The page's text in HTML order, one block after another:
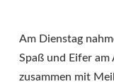
Am Dienstag
Spaß und Eifer
zusammen mit